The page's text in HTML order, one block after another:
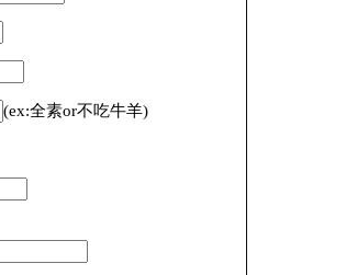
(ex:全素or不吃牛羊)